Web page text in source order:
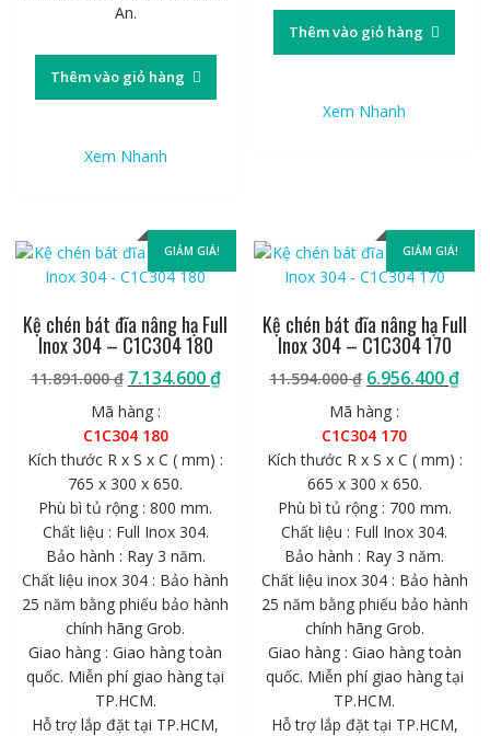
An.
Thêm vào giỏ hàng
Xem Nhanh
Thêm vào giỏ hàng
Xem Nhanh
GIẢM GIÁ!
Kệ chén bát đĩa nâng hạ Full
Inox 304 – C1C304 180
11.891.000₫ Giá
gốc
là:
11.891.000 ₫.
7.134.600₫Giá
7.134.600 ₫.
Mã hàng :
C1C304 180
Kích thước R x S x C ( mm) :
765 x 300 x 650.
Phù bì tủ rộng : 800 mm.
Chất liệu : Full Inox 304.
Bảo hành : Ray 3 năm.
Chất liệu inox 304 : Bảo hành
25 năm bằng phiếu bảo hành
chính hãng Grob.
Giao hàng : Giao hàng toàn
quốc. Miễn phí giao hàng tại
TP.HCM.
Hỗ trợ lắp đặt tại TP.HCM,
GIẢM GIÁ!
Kệ chén bát đĩa nâng hạ Full
Inox 304 – C1C304 170
11.594.000₫ Giá
gốc
là:
11.594.000 ₫.
6.956.400₫Giá
Mã hàng :
C1C304 170
Kích thước R x S x C ( mm) :
665 x 300 x 650.
Phù bì tủ rộng : 700 mm.
Chất liệu : Full Inox 304.
Bảo hành : Ray 3 năm.
Chất liệu inox 304 : Bảo hành
25 năm bằng phiếu bảo hành
chính hãng Grob.
Giao hàng : Giao hàng toàn
quốc. Miễn phí giao hàng tại
TP.HCM.
Hỗ trợ lắp đặt tại TP.HCM,